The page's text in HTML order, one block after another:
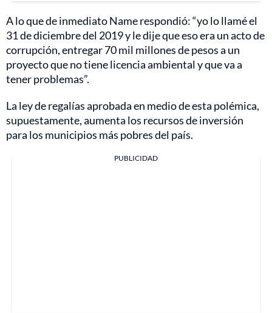
A lo que de inmediato Name respondió: “yo lo llamé el
31 de diciembre del 2019 y le dije que eso era un acto de
corrupción, entregar 70 mil millones de pesos a un
proyecto que no tiene licencia ambiental y que va a
tener problemas”.
La ley de regalías aprobada en medio de esta polémica,
supuestamente, aumenta los recursos de inversión
para los municipios más pobres del país.
PUBLICIDAD